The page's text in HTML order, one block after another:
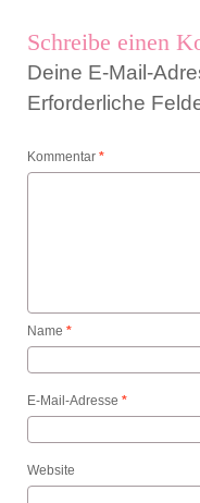
Schreibe einen
Deine E-Mail-
Erforderliche
Kommentar *
Name *
E-Mail-Adresse *
Website